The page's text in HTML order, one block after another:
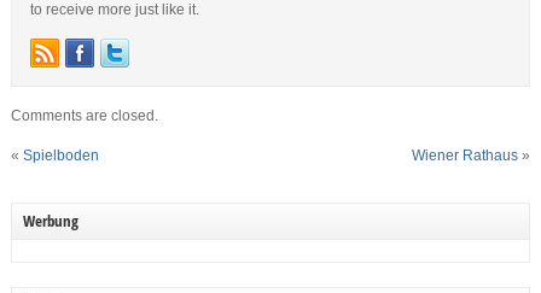
to receive more just like it.
Comments are closed.
« Spielboden Wiener Rathaus »
Werbung